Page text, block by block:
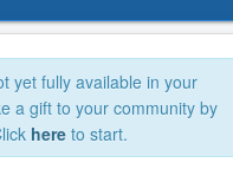
yet fully available in your
a gift to your community by
here to start.